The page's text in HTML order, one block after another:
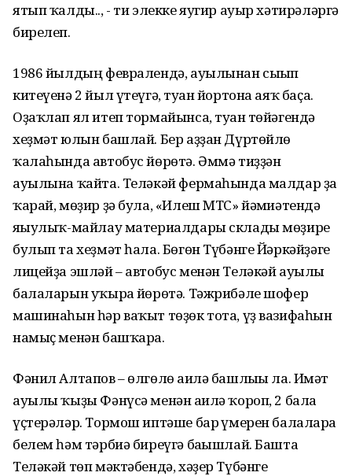
ятып ҡалды.., - ти элекке яугир ауыр хәтирәләргә
бирелеп.
1986 йылдың февралендә, ауылынан сығып
китеүенә 2 йыл үтеүгә, туған йортона аяҡ баҫа.
Оҙаҡлап ял итеп тормайынса, туған төйәгендә
хеҙмәт юлын башлай. Бер аҙҙан Дүртөйлө
ҡалаһында автобус йөрөтә. Әммә тиҙҙән
ауылына ҡайта. Теләкәй фермаһында малдар ҙа
ҡарай, мөҙир ҙә була, «Илеш МТС» йәмғиәтендә
яғыулыҡ-майлау материалдары склады мөҙире
булып та хеҙмәт һала. Бөгөн Түбәнге Йәркәйҙәге
лицейҙа эшләй – автобус менән Теләкәй ауылы
балаларын уҡырға йөрөтә. Тәжрибәле шофер
машинаһын һәр ваҡыт төҙөк тота, үҙ вазифаһын
намыҫ менән башҡара.
Фәнил Алтапов – өлгөлө ғаилә башлығы ла. Иғмәт
ауылы ҡыҙы Фәнүсә менән ғаилә ҡороп, 2 бала
үҫтерәләр. Тормош иптәше бар ғүмерен балаларға
белем һәм тәрбиә биреүгә бағышлай. Башта
Теләкәй төп мәктәбендә, хәҙер Түбәнге